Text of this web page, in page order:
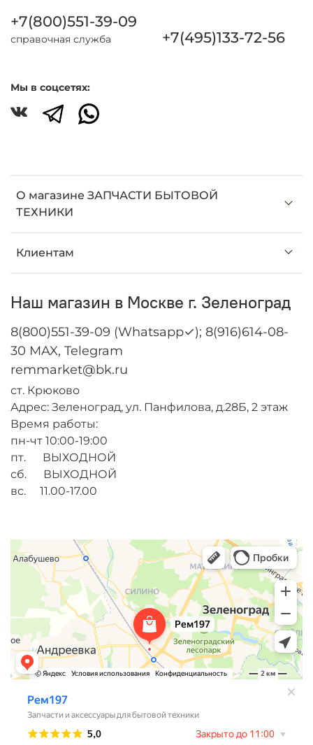
О магазине ЗАПЧАСТИ БЫТОВОЙ
ТЕХНИКИ
Клиентам
+7(800)551-39-09
справочная служба +7(495)133-72-56
Мы в соцсетях:
Наш магазин в Москве г. Зеленоград
8(800)551-39-09 (Whatsapp✓); 8(916)614-08-
30 MAX, Telegram
remmarket@bk.ru
ст. Крюково
Адрес: Зеленоград, ул. Панфилова, д.28Б, 2 этаж
Время работы:
пн-чт 10:00-19:00
пт. ВЫХОДНОЙ
сб. ВЫХОДНОЙ
вс. 11.00-17.00